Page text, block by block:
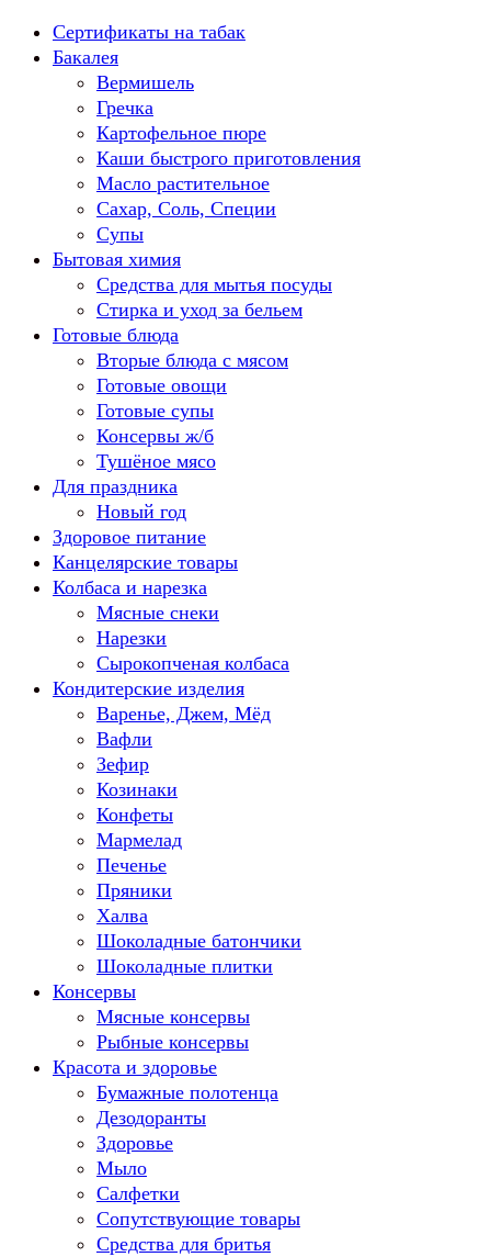
Перейти
содержанию
Сертификаты на табак
Бакалея
Вермишель
Гречка
Картофельное пюре
Каши быстрого приготовления
Масло растительное
Сахар, Соль, Специи
Супы
Бытовая химия
Средства для мытья посуды
Стирка и уход за бельем
Готовые блюда
Вторые блюда с мясом
Готовые овощи
Готовые супы
Консервы ж/б
Тушёное мясо
Для праздника
Новый год
Здоровое питание
Канцелярские товары
Колбаса и нарезка
Мясные снеки
Нарезки
Сырокопченая колбаса
Кондитерские изделия
Варенье, Джем, Мёд
Вафли
Зефир
Козинаки
Конфеты
Мармелад
Печенье
Пряники
Халва
Шоколадные батончики
Шоколадные плитки
Консервы
Мясные консервы
Рыбные консервы
Красота и здоровье
Бумажные полотенца
Дезодоранты
Здоровье
Мыло
Салфетки
Сопутствующие товары
Средства для бритья